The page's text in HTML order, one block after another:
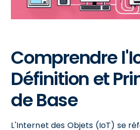
Comprendre
Définition et
de Base
L'Internet des Objets (IoT) se